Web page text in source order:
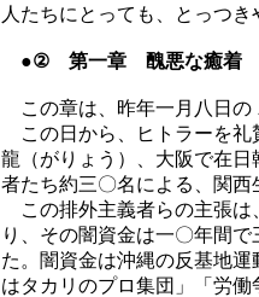
人たちにとっても、とっつ
●② 第一章 醜悪な癒着
この章は、昨年一月八日の
この日から、ヒトラーを礼
龍（がりょう）、大阪で在
者たち約三〇名による、関
この排外主義者らの主張は
り、その闇資金は一〇年間
た。闇資金は沖縄の反基地
はタカリのプロ集団」「労